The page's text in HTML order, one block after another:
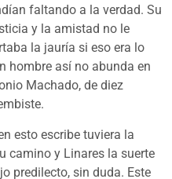
faltando a la verdad. Su
y la amistad no le
la jauría si eso era lo
hombre así no abunda en
Machado, de diez
esto escribe tuviera la
camino y Linares la suerte
predilecto, sin duda. Este